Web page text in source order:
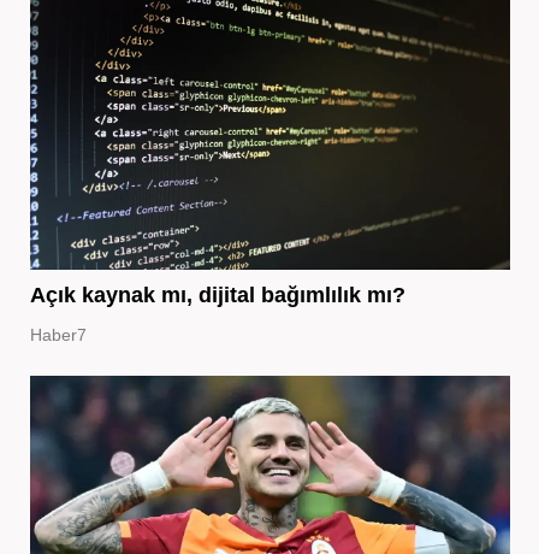
Açık kaynak mı, dijital bağımlılık mı?
Haber7